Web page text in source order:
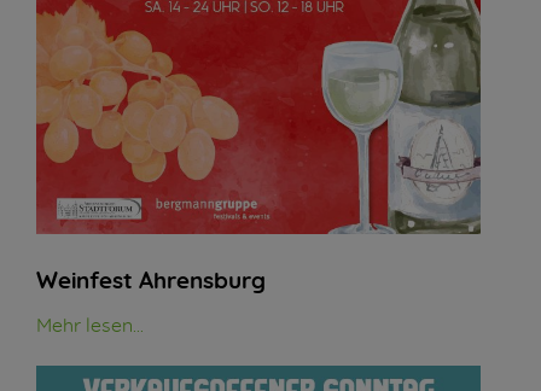
Weinfest Ahrensburg
Mehr lesen...